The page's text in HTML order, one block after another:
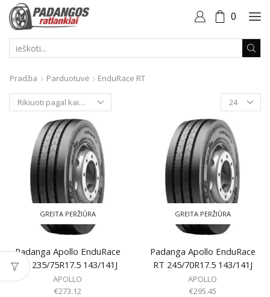
0
Pradžia Parduotuvė
EnduRace RT
Produktai
puslapyje
GREITA PERŽIŪRA
Padanga Apollo EnduRace
RT 235/75R17.5 143/141J
APOLLO
€273.12
GREITA PERŽIŪRA
Padanga Apollo EnduRace
RT 245/70R17.5 143/141J
APOLLO
€295.45